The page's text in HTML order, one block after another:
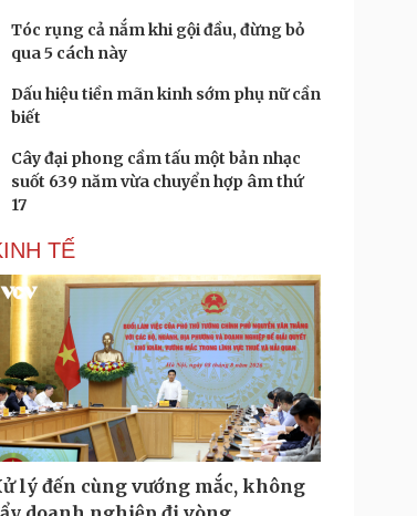
Tóc rụng cả nắm khi gội đầu, đừng bỏ
qua 5 cách này
Dấu hiệu tiền mãn kinh sớm phụ nữ cần
biết
Cây đại phong cầm tấu một bản nhạc
suốt 639 năm vừa chuyển hợp âm thứ
17
TẾ
lý đến cùng vướng mắc, không